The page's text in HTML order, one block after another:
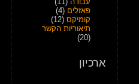
פאזלים (4)
קומיקס (12)
תיאוריות הקשר
(20)
ארכיון